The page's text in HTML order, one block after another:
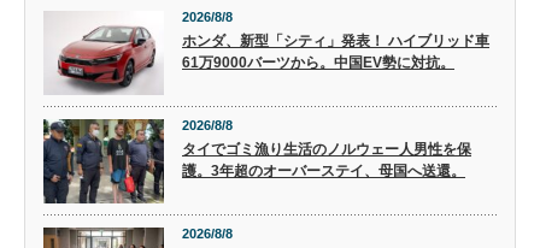
2026/8/8
ホンダ、新型「シティ」発表！ ハイブリッド車
61万9000バーツから。中国EV勢に対抗。
2026/8/8
タイでゴミ漁り生活のノルウェー人男性を保
護。3年超のオーバーステイ、母国へ送還。
2026/8/8